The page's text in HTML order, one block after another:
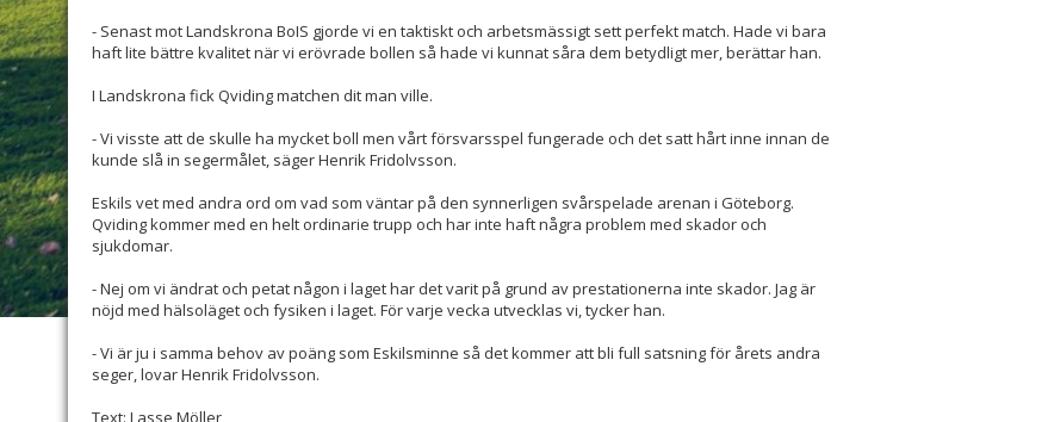
- Senast mot Landskrona BoIS gjorde vi en taktiskt och arbetsmässigt sett perfekt match. Hade vi bara
haft lite bättre kvalitet när vi erövrade bollen så hade vi kunnat såra dem betydligt mer, berättar han.
I Landskrona fick Qviding matchen dit man ville.
- Vi visste att de skulle ha mycket boll men vårt försvarsspel fungerade och det satt hårt inne innan de
kunde slå in segermålet, säger Henrik Fridolvsson.
Eskils vet med andra ord om vad som väntar på den synnerligen svårspelade arenan i Göteborg.
Qviding kommer med en helt ordinarie trupp och har inte haft några problem med skador och
sjukdomar.
- Nej om vi ändrat och petat någon i laget har det varit på grund av prestationerna inte skador. Jag är
nöjd med hälsoläget och fysiken i laget. För varje vecka utvecklas vi, tycker han.
- Vi är ju i samma behov av poäng som Eskilsminne så det kommer att bli full satsning för årets andra
seger, lovar Henrik Fridolvsson.
Text: Lasse Möller